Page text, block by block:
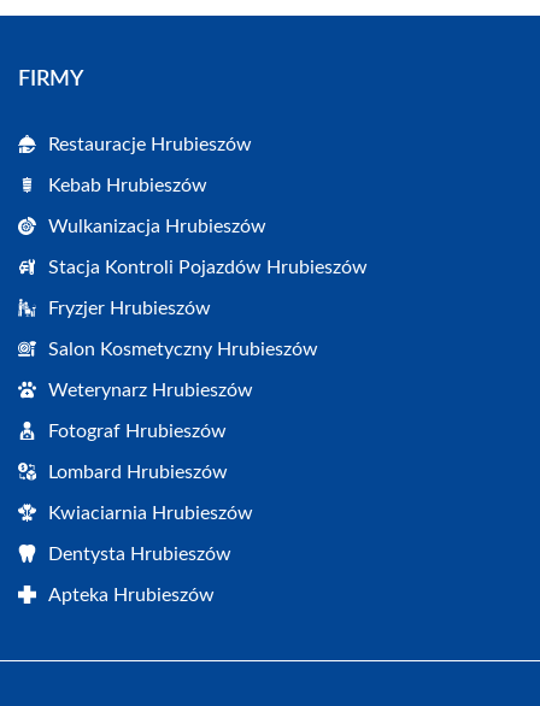
FIRMY
Restauracje Hrubieszów
Kebab Hrubieszów
Wulkanizacja Hrubieszów
Stacja Kontroli Pojazdów Hrubieszów
Fryzjer Hrubieszów
Salon Kosmetyczny Hrubieszów
Weterynarz Hrubieszów
Fotograf Hrubieszów
Lombard Hrubieszów
Kwiaciarnia Hrubieszów
Dentysta Hrubieszów
Apteka Hrubieszów